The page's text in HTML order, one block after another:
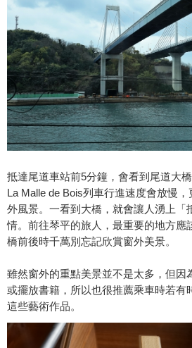
抵達尾道車站前5分鐘，會看到尾道大
La Malle de Bois列車行進速度會放慢
外風景。一看到大橋，就會讓人湧上「
情。前往琴平的旅人，最重要的地方應
橋前後時千萬別忘記欣賞窗外美景。
雖然窗外的重點美景並不是太多，但因
或擺放書籍，所以也很推薦乘車時若有
這些藝術作品。